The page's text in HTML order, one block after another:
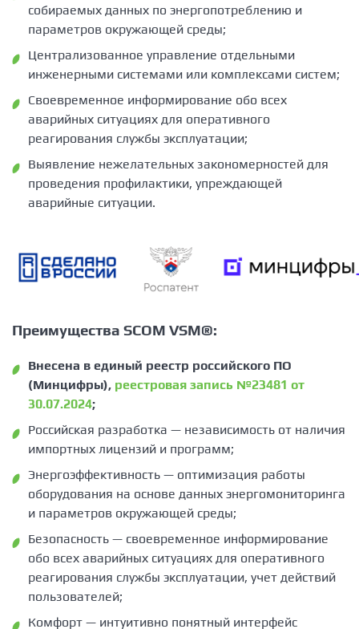
собираемых данных по энергопотреблению и
параметров окружающей среды;
Централизованное управление отдельными
инженерными системами или комплексами систем;
Своевременное информирование обо всех
аварийных ситуациях для оперативного
реагирования службы эксплуатации;
Выявление нежелательных закономерностей для
проведения профилактики, упреждающей
аварийные ситуации.
Преимущества SCOM VSM®:
Внесена в единый реестр российского ПО
(Минцифры), реестровая запись №23481 от
30.07.2024;
Российская разработка — независимость от наличия
импортных лицензий и программ;
Энергоэффективность — оптимизация работы
оборудования на основе данных энергомониторинга
и параметров окружающей среды;
Безопасность — своевременное информирование
обо всех аварийных ситуациях для оперативного
реагирования службы эксплуатации, учет действий
пользователей;
Комфорт — интуитивно понятный интерфейс